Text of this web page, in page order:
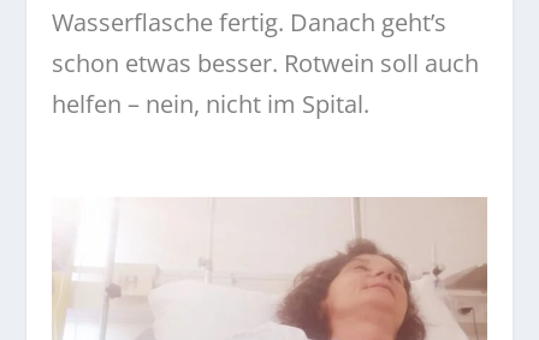
Wasserflasche fertig. Danach geht’s
schon etwas besser. Rotwein soll auch
helfen – nein, nicht im Spital.